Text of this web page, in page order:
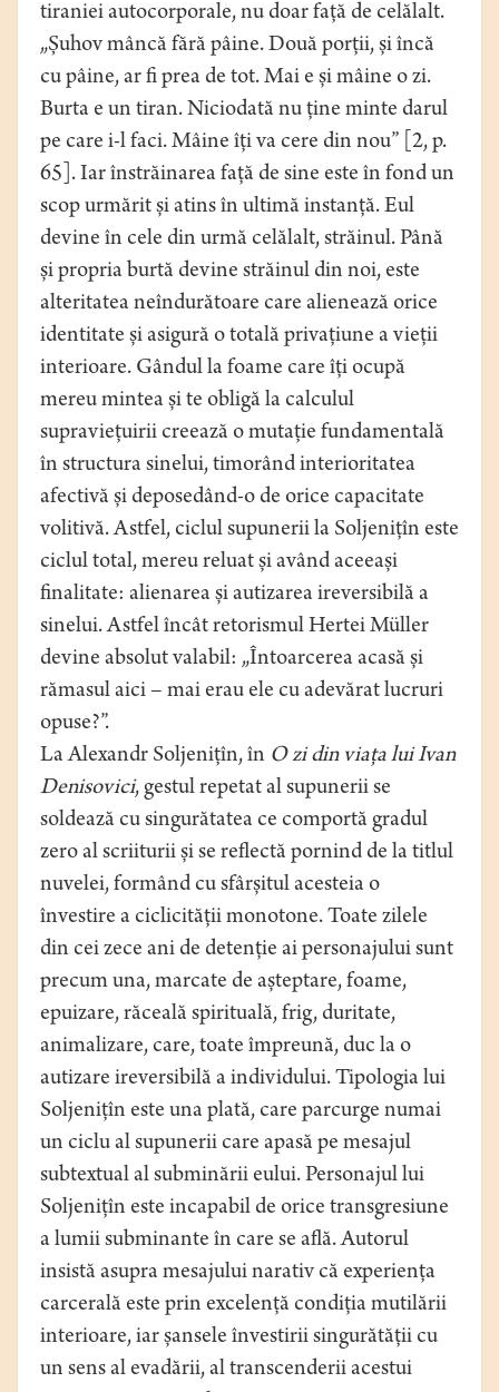
tiraniei autocorporale, nu doar față de celălalt.
„Șuhov mâncă fără pâine. Două porții, și încă
cu pâine, ar fi prea de tot. Mai e și mâine o zi.
Burta e un tiran. Niciodată nu ține minte darul
pe care i-l faci. Mâine îți va cere din nou” [2, p.
65]. Iar înstrăinarea față de sine este în fond un
scop urmărit și atins în ultimă instanță. Eul
devine în cele din urmă celălalt, străinul. Până
și propria burtă devine străinul din noi, este
alteritatea neîndurătoare care alienează orice
identitate și asigură o totală privațiune a vieții
interioare. Gândul la foame care îți ocupă
mereu mintea și te obligă la calculul
supraviețuirii creează o mutație fundamentală
în structura sinelui, timorând interioritatea
afectivă și deposedând-o de orice capacitate
volitivă. Astfel, ciclul supunerii la Soljenițîn este
ciclul total, mereu reluat și având aceeași
finalitate: alienarea și autizarea ireversibilă a
sinelui. Astfel încât retorismul Hertei Müller
devine absolut valabil: „Întoarcerea acasă și
rămasul aici – mai erau ele cu adevărat lucruri
opuse?”.
La Alexandr Soljenițîn, în O zi din viața lui Ivan
Denisovici, gestul repetat al supunerii se
soldează cu singurătatea ce comportă gradul
zero al scriiturii și se reflectă pornind de la titlul
nuvelei, formând cu sfârșitul acesteia o
învestire a ciclicității monotone. Toate zilele
din cei zece ani de detenție ai personajului sunt
precum una, marcate de așteptare, foame,
epuizare, răceală spirituală, frig, duritate,
animalizare, care, toate împreună, duc la o
autizare ireversibilă a individului. Tipologia lui
Soljenițîn este una plată, care parcurge numai
un ciclu al supunerii care apasă pe mesajul
subtextual al subminării eului. Personajul lui
Soljenițîn este incapabil de orice transgresiune
a lumii subminante în care se află. Autorul
insistă asupra mesajului narativ că experiența
carcerală este prin excelență condiția mutilării
interioare, iar șansele învestirii singurătății cu
un sens al evadării, al transcenderii acestui